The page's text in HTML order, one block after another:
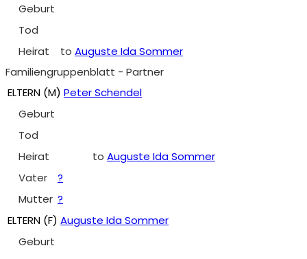
Geburt
Tod
Heirat
to Auguste Ida Sommer
Familiengruppenblatt - Partner
ELTERN (M) Peter Schendel
Geburt
Tod
Heirat
to Auguste Ida Sommer
Vater
?
Mutter ?
ELTERN (F) Auguste Ida Sommer
Geburt